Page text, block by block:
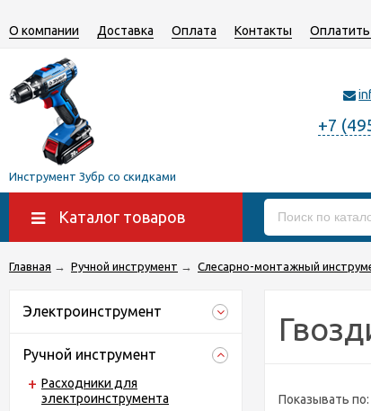
О компании Доставка Оплата Контакты Оплатить
Инструмент Зубр со скидками
+7
Каталог товаров
Главная → Ручной инструмент → Слесарно-монтажный
Электроинструмент
Ручной инструмент
Расходники для
электроинструмента
Показывать по: